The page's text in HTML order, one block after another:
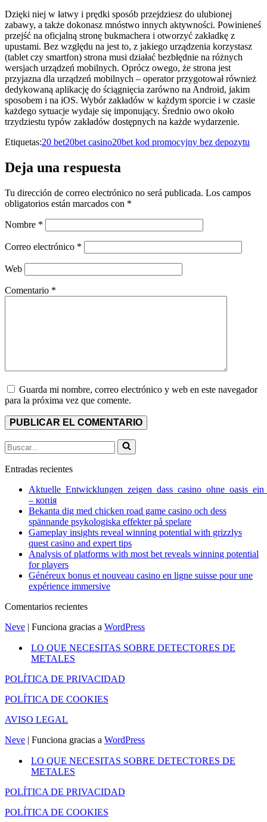
Dzięki niej w łatwy i prędki sposób przejdziesz do ulubionej
zabawy, a także dokonasz mnóstwo innych aktywności. Powinieneś
przejść na oficjalną stronę bukmachera i otworzyć zakładkę z
upustami. Bez względu na jest to, z jakiego urządzenia korzystasz
(tablet czy smartfon) strona musi działać bezbłędnie na różnych
wersjach urządzeń mobilnych. Oprócz owego, że strona jest
przyjazna dla urządzeń mobilnych – operator przygotował również
dedykowaną aplikację do ściągnięcia zarówno na Android, jakim
sposobem i na iOS. Wybór zakładów w każdym sporcie i w czasie
każdego sytuacje wydaje się imponujący. Średnio owo około
trzydziestu typów zakładów dostępnych na każde wydarzenie.
Etiquetas:20 bet20bet casino20bet kod promocyjny bez depozytu
Deja una respuesta
Tu dirección de correo electrónico no será publicada. Los campos
obligatorios están marcados con *
Nombre *
Correo electrónico *
Web
Comentario *
Guarda mi nombre, correo electrónico y web en este navegador
para la próxima vez que comente.
Buscar...
Entradas recientes
– копія
Bekanta dig med chicken road game casino och dess
spännande psykologiska effekter på spelare
Gameplay insights reveal winning potential with grizzlys
quest casino and expert tips
Analysis of platforms with most bet reveals winning potential
for players
Généreux bonus et nouveau casino en ligne suisse pour une
expérience immersive
Comentarios recientes
Neve | Funciona gracias a WordPress
LO QUE NECESITAS SOBRE DETECTORES DE
METALES
POLÍTICA DE PRIVACIDAD
POLÍTICA DE COOKIES
AVISO LEGAL
Neve | Funciona gracias a WordPress
LO QUE NECESITAS SOBRE DETECTORES DE
METALES
POLÍTICA DE PRIVACIDAD
POLÍTICA DE COOKIES